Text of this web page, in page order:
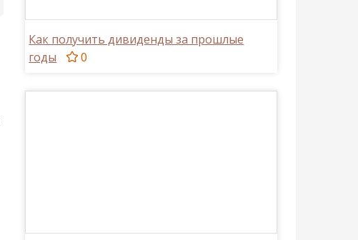
Как получить дивиденды за прошлые
годы
0